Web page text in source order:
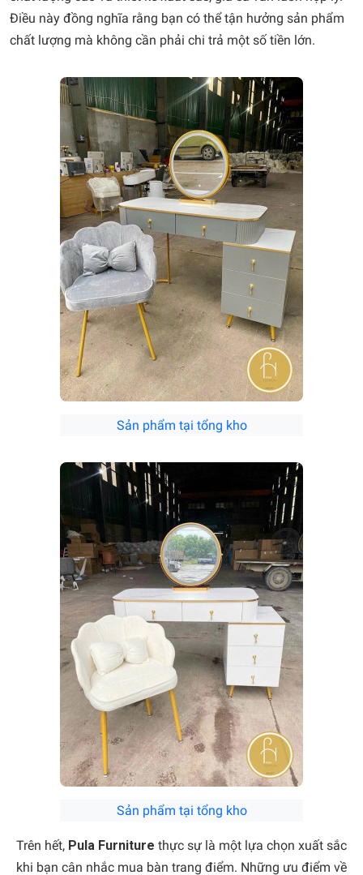
Điều này đồng nghĩa rằng bạn có thể tận hưởng sản phẩm
chất lượng mà không cần phải chi trả một số tiền lớn.
Sản phẩm tại tổng kho
Sản phẩm tại tổng kho
Trên hết, Pula Furniture thực sự là một lựa chọn xuất sắc
khi bạn cân nhắc mua bàn trang điểm. Những ưu điểm về